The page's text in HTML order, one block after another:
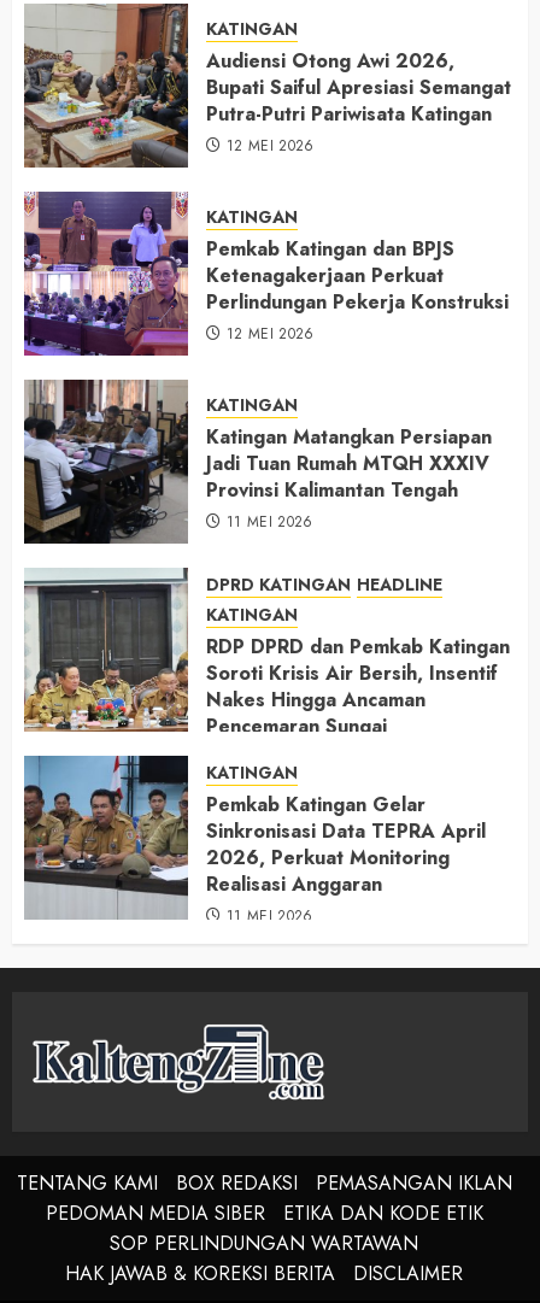
KATINGAN
Audiensi Otong Awi 2026,
Bupati Saiful Apresiasi Semangat
Putra-Putri Pariwisata Katingan
12 MEI 2026
KATINGAN
Pemkab Katingan dan BPJS
Ketenagakerjaan Perkuat
Perlindungan Pekerja Konstruksi
12 MEI 2026
KATINGAN
Katingan Matangkan Persiapan
Jadi Tuan Rumah MTQH XXXIV
Provinsi Kalimantan Tengah
11 MEI 2026
DPRD KATINGAN HEADLINE
KATINGAN
RDP DPRD dan Pemkab Katingan
Soroti Krisis Air Bersih, Insentif
Nakes Hingga Ancaman
Pencemaran Sungai
KATINGAN
Pemkab Katingan Gelar
Sinkronisasi Data TEPRA April
2026, Perkuat Monitoring
Realisasi Anggaran
11 MEI 2026
TENTANG KAMI BOX REDAKSI
PEMASANGAN IKLAN
PEDOMAN MEDIA SIBER
ETIKA DAN KODE ETIK
SOP PERLINDUNGAN WARTAWAN
HAK JAWAB & KOREKSI BERITA
DISCLAIMER